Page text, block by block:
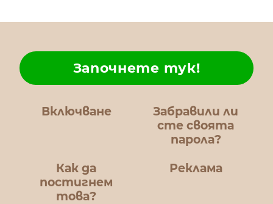
Включване
Забравили ли
сте своята
парола?
Как да
постигнем
това?
Започнете тук!
Реклама